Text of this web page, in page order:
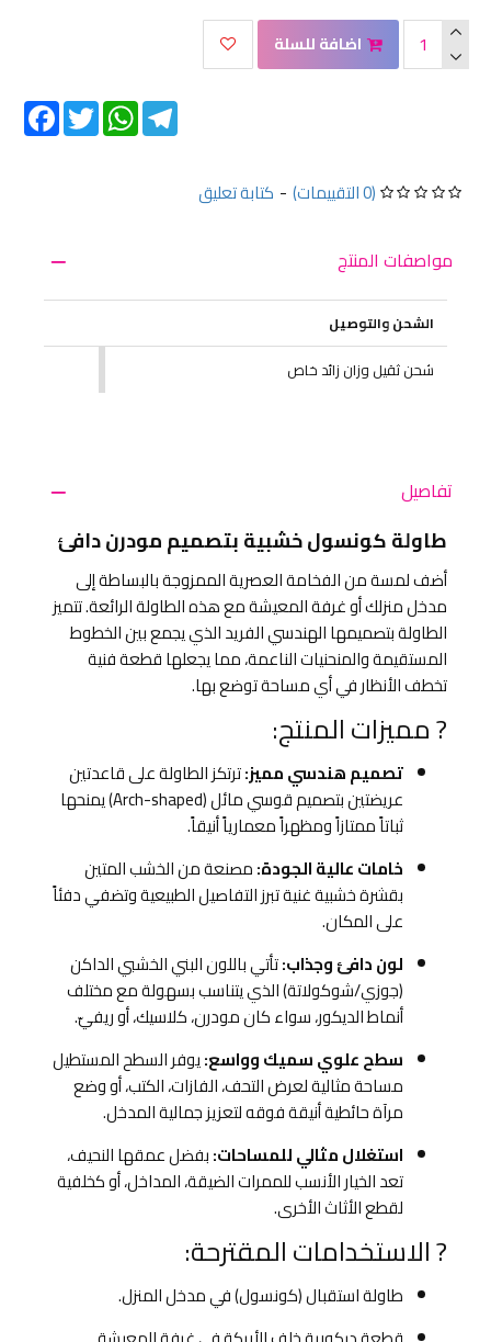
(0 التقييمات) - كتابة تعليق
اضافة للسلة
Twitter
WhatsAppTelegram
مواصفات المنتج
الشحن والتوصيل
شحن ثقيل وزان زائد خاص
تفاصيل
طاولة كونسول خشبية بتصميم مودرن دافئ
أضف لمسة من الفخامة العصرية الممزوجة بالبساطة إلى
مدخل منزلك أو غرفة المعيشة مع هذه الطاولة الرائعة. تتميز
الطاولة بتصميمها الهندسي الفريد الذي يجمع بين الخطوط
المستقيمة والمنحنيات الناعمة، مما يجعلها قطعة فنية
تخطف الأنظار في أي مساحة توضع بها.
? مميزات المنتج:
تصميم هندسي مميز:ترتكز الطاولة على قاعدتين
عريضتين بتصميم قوسي مائل (Arch-shaped) يمنحها
ثباتاً ممتازاً ومظهراً معمارياً أنيقاً.
خامات عالية الجودة:مصنعة من الخشب المتين
بقشرة خشبية غنية تبرز التفاصيل الطبيعية وتضفي دفئاً
على المكان.
لون دافئ وجذاب:تأتي باللون البني الخشبي الداكن
(جوزي/شوكولاتة) الذي يتناسب بسهولة مع مختلف
أنماط الديكور، سواء كان مودرن، كلاسيك، أو ريفيّ.
سطح علوي سميك وواسع:يوفر السطح المستطيل
مساحة مثالية لعرض التحف، الفازات، الكتب، أو وضع
مرآة حائطية أنيقة فوقه لتعزيز جمالية المدخل.
استغلال مثالي للمساحات:بفضل عمقها النحيف،
تعد الخيار الأنسب للممرات الضيقة، المداخل، أو كخلفية
لقطع الأثاث الأخرى.
? الاستخدامات المقترحة:
طاولة استقبال (كونسول) في مدخل المنزل.